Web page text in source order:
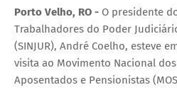
Porto Velho, RO - O presidente
Trabalhadores do Poder
(SINJUR), André Coelho, esteve
visita ao Movimento Nacional
Aposentados e Pensionistas